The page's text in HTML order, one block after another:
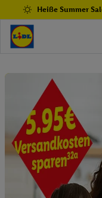
Heiße Summer